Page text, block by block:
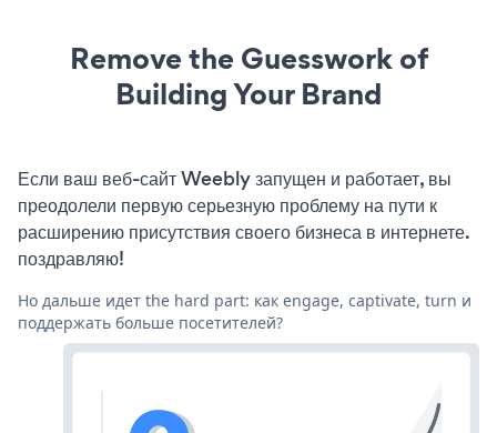
Remove the Guesswork of
Building Your Brand
Если ваш веб-сайт Weebly запущен и работает, вы
преодолели первую серьезную проблему на пути к
расширению присутствия своего бизнеса в интернете.
поздравляю!
Но дальше идет the hard part: как engage, captivate, turn и
поддержать больше посетителей?